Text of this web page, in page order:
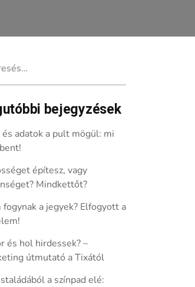
streamhez
bejegyzések
adatok a pult mögül: mi
építesz, vagy
Mindkettőt?
fogynak a jegyek? Elfogyott a
és hol hirdessek? –
útmutató a Tixától
a színpad elé: